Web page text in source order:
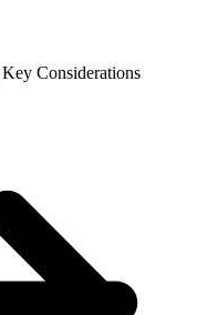
Key Considerations